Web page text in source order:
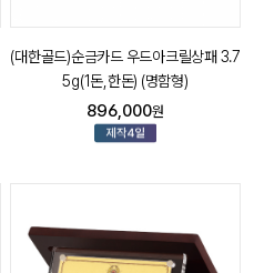
(대한골드)순금카드 우드아크릴상패 3.7
5g(1돈,한돈) (명함형)
896,000원